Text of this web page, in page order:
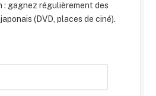
: gagnez régulièrement des
(DVD, places de ciné).